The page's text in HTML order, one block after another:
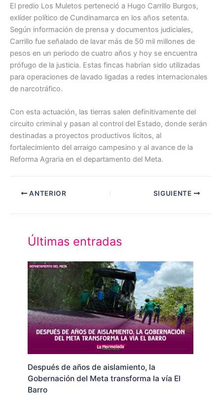
El predio Los Muletos perteneció a Hugo Carrillo Burgos,
exlíder político de Cundinamarca en los años setenta.
Según información de prensa y documentos judiciales,
Carrillo fue señalado de lavar más de 50 mil millones de
pesos en un periodo de cuatro años y hoy se encuentra
prófugo de la justicia. Estas fincas habrían sido utilizadas
para operaciones de lavado ligadas a redes internacionales
de narcotráfico.
Con esta actuación, las tierras salen definitivamente del
circuito criminal y pasan al control del Estado, donde serán
destinadas a proyectos productivos lícitos, al
fortalecimiento del arraigo campesino y al avance de la
Reforma Agraria en el departamento del Meta.
ANTERIOR SIGUIENTE
Últimas entradas
Después de años de aislamiento, la
Gobernación del Meta transforma la vía El
Barro